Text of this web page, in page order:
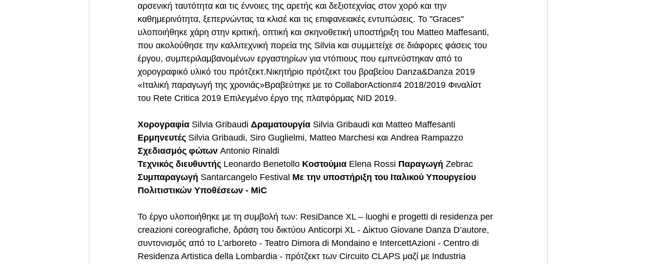
αρσενική ταυτότητα και τις έννοιες της αρετής και δεξιοτεχνίας στον χορό και την
καθημερινότητα, ξεπερνώντας τα κλισέ και τις επιφανειακές εντυπώσεις. Το "Graces"
υλοποιήθηκε χάρη στην κριτική, οπτική και σκηνοθετική υποστήριξη του Matteo Maffesanti,
που ακολούθησε την καλλιτεχνική πορεία της Silvia και συμμετείχε σε διάφορες φάσεις του
έργου, συμπεριλαμβανομένων εργαστηρίων για ντόπιους που εμπνεύστηκαν από το
χορογραφικό υλικό του πρότζεκτ.Νικητήριο πρότζεκτ του βραβείου Danza&Danza 2019
«Ιταλική παραγωγή της χρονιάς»Βραβεύτηκε με το CollaborAction#4 2018/2019 Φιναλίστ
του Rete Critica 2019 Επιλεγμένο έργο της πλατφόρμας NID 2019.
Χορογραφία Silvia Gribaudi Δραματουργία Silvia Gribaudi και Matteo Maffesanti
Ερμηνευτές Silvia Gribaudi, Siro Guglielmi, Matteo Marchesi και Andrea Rampazzo
Σχεδιασμός φώτων Antonio Rinaldi
Τεχνικός διευθυντής Leonardo Benetollo Κοστούμια Elena Rossi Παραγωγή Zebrac
Συμπαραγωγή Santarcangelo Festival Με την υποστήριξη του Ιταλικού Υπουργείου
Πολιτιστικών Υποθέσεων - MiC
Το έργο υλοποιήθηκε με τη συμβολή των: ResiDance XL – luoghi e progetti di residenza per
creazioni coreografiche, δράση του δικτύου Anticorpi XL - Δίκτυο Giovane Danza D’autore,
συντονισμός από το L’arboreto - Teatro Dimora di Mondaino e IntercettAzioni - Centro di
Residenza Artistica della Lombardia - πρότζεκτ των Circuito CLAPS μαζί με Industria